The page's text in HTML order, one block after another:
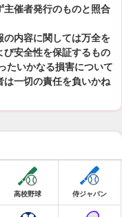
催者発行のものと照合
内容に関しては万全を
安全性を保証するもの
たいかなる損害について
は一切の責任を負いかね
高校野球 侍ジャパン